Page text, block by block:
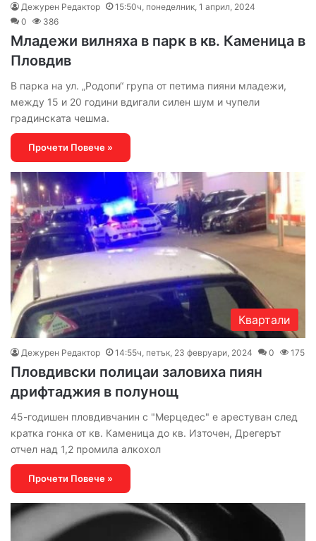
Дежурен Редактор
15:50ч, понеделник, 1 април, 2024
0
386
Младежи вилняха в парк в кв. Каменица в
Пловдив
В парка на ул. „Родопи“ група от петима пияни младежи,
между 15 и 20 години вдигали силен шум и чупели
градинската чешма.
Прочети Повече »
Квартали
Дежурен Редактор 14:55ч, петък, 23 февруари, 2024 0 175
Пловдивски полицаи заловиха пиян
дрифтаджия в полунощ
45-годишен пловдивчанин с "Мерцедес" е арестуван след
кратка гонка от кв. Каменица до кв. Източен, Дрегерът
отчел над 1,2 промила алкохол
Прочети Повече »